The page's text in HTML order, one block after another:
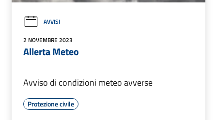
AVVISI
2 NOVEMBRE 2023
Allerta Meteo
Avviso di condizioni meteo avverse
Protezione civile